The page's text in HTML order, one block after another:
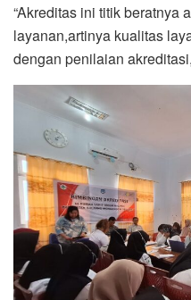
“Akreditas ini titik beratnya
layanan,artinya kualitas
dengan penilaian